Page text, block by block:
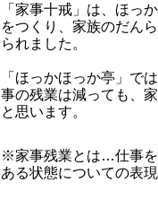
「家事十戒」は、ほっ
をつくり、家族のだん
られました。
「ほっかほっか亭」で
事の残業は減っても、
と思います。
※家事残業とは…仕事を
ある状態についての表現